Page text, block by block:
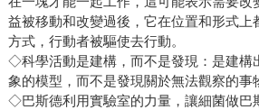
益被移動和改變過後，它在位置和形式上
方式，行動者被驅使去行動。
◇科學活動是建構，而不是發現：是建構
象的模型，而不是發現關於無法觀察的事
◇巴斯德利用實驗室的力量，讓細菌做巴